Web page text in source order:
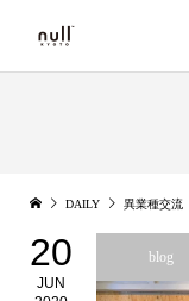
DAILY 異業種交流
20
JUN
blog